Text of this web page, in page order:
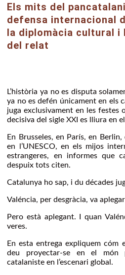
Els mits del
defensa internacional
la diplomàcia cultural i
del relat
L’història ya no es disputa
ya no es defén únicament en els
juga exclusivament en les festes
decisiva del sigle XXI es lliura en
En Brusseles, en París, en
en l’UNESCO, en els mijos
estrangeres, en informes que
despuix tots citen.
Catalunya ho sap, i du décades
Valéncia, per desgràcia, va
Pero està aplegant. I quan
veres.
En esta entrega expliquem cóm
deu proyectar-se en el
catalaniste en l’escenari global.